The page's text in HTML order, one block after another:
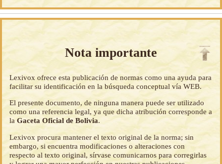
Nota importante
Lexivox ofrece esta publicación de normas como una ayuda para
facilitar su identificación en la búsqueda conceptual vía WEB.
El presente documento, de ninguna manera puede ser utilizado
como una referencia legal, ya que dicha atribución corresponde a
laGaceta Oficial de Bolivia.
Lexivox procura mantener el texto original de la norma; sin
embargo, si encuentra modificaciones o alteraciones con
respecto al texto original, sírvase comunicarnos para corregirlas